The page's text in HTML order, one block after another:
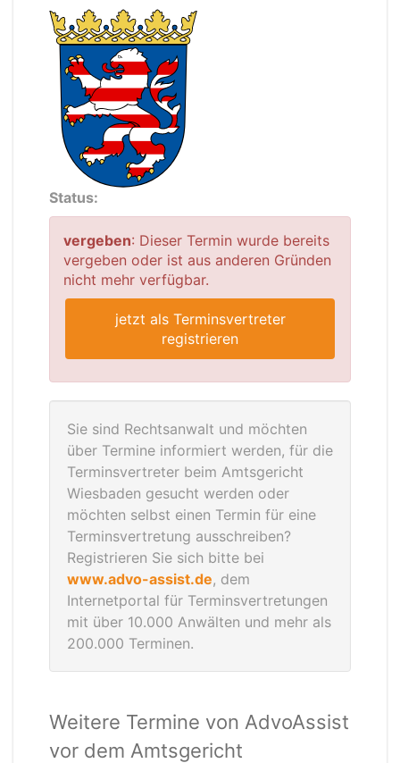
Status:
vergeben: Dieser Termin wurde bereits
vergeben oder ist aus anderen Gründen
nicht mehr verfügbar.
jetzt als Terminsvertreter
registrieren
Sie sind Rechtsanwalt und möchten
über Termine informiert werden, für die
Terminsvertreter beim Amtsgericht
Wiesbaden gesucht werden oder
möchten selbst einen Termin für eine
Terminsvertretung ausschreiben?
Registrieren Sie sich bitte bei
www.advo-assist.de, dem
Internetportal für Terminsvertretungen
mit über 10.000 Anwälten und mehr als
200.000 Terminen.
Weitere Termine von AdvoAssist
vor dem Amtsgericht